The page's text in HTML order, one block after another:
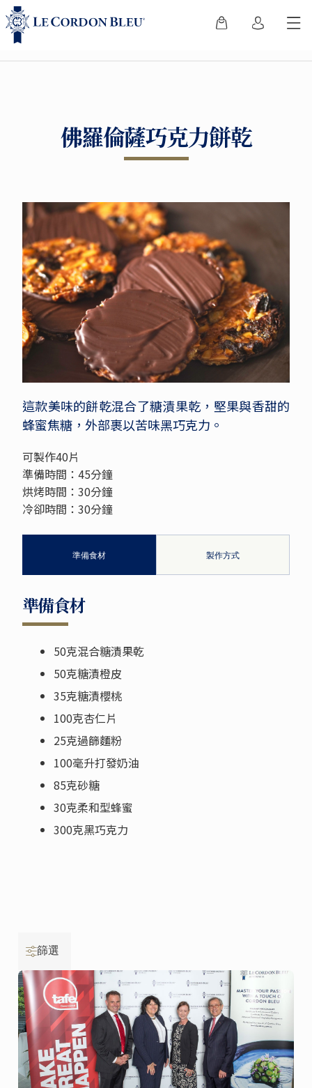
佛羅倫薩巧克力餅乾
這款美味的餅乾混合了糖漬果乾，堅果與香甜的
蜂蜜焦糖，外部裹以苦味黑巧克力。
可製作40片
準備時間：45分鐘
烘烤時間：30分鐘
冷卻時間：30分鐘
準備食材 製作方式
準備食材
50克混合糖漬果乾
50克糖漬橙皮
35克糖漬櫻桃
100克杏仁片
25克過篩麵粉
100毫升打發奶油
85克砂糖
30克柔和型蜂蜜
300克黑巧克力
篩選